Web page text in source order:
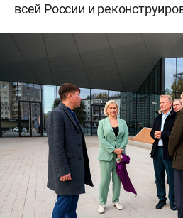
всей России и